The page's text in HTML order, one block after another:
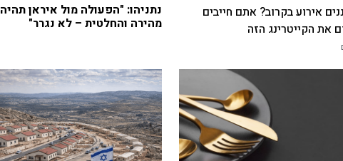
אירוע בקרוב? אתם חייבים
את הקייטרינג הזה
נתניהו: "הפעולה מול איראן תהיה
מהירה והחלטית – לא נגרר"